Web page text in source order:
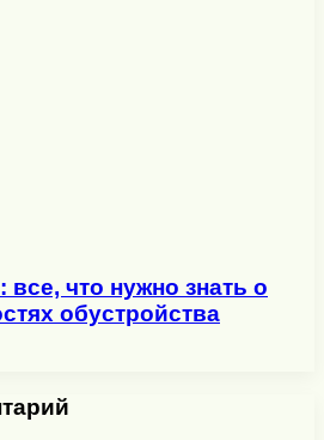
все, что нужно знать о
обустройства